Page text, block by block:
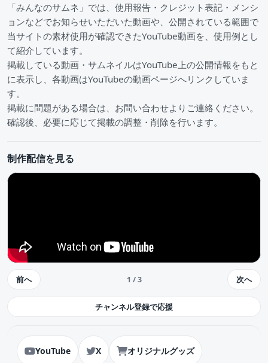
「みんなのサムネ」では、使用報告・クレジット表記・メンシ
ョンなどでお知らせいただいた動画や、公開されている範囲で
当サイトの素材使用が確認できたYouTube動画を、使用例とし
て紹介しています。
掲載している動画・サムネイルはYouTube上の公開情報をもと
に表示し、各動画はYouTubeの動画ページへリンクしていま
す。
掲載に問題がある場合は、お問い合わせよりご連絡ください。
確認後、必要に応じて掲載の調整・削除を行います。
制作配信を見る
前へ 1 / 3 次へ
チャンネル登録で応援
YouTube X オリジナルグッズ